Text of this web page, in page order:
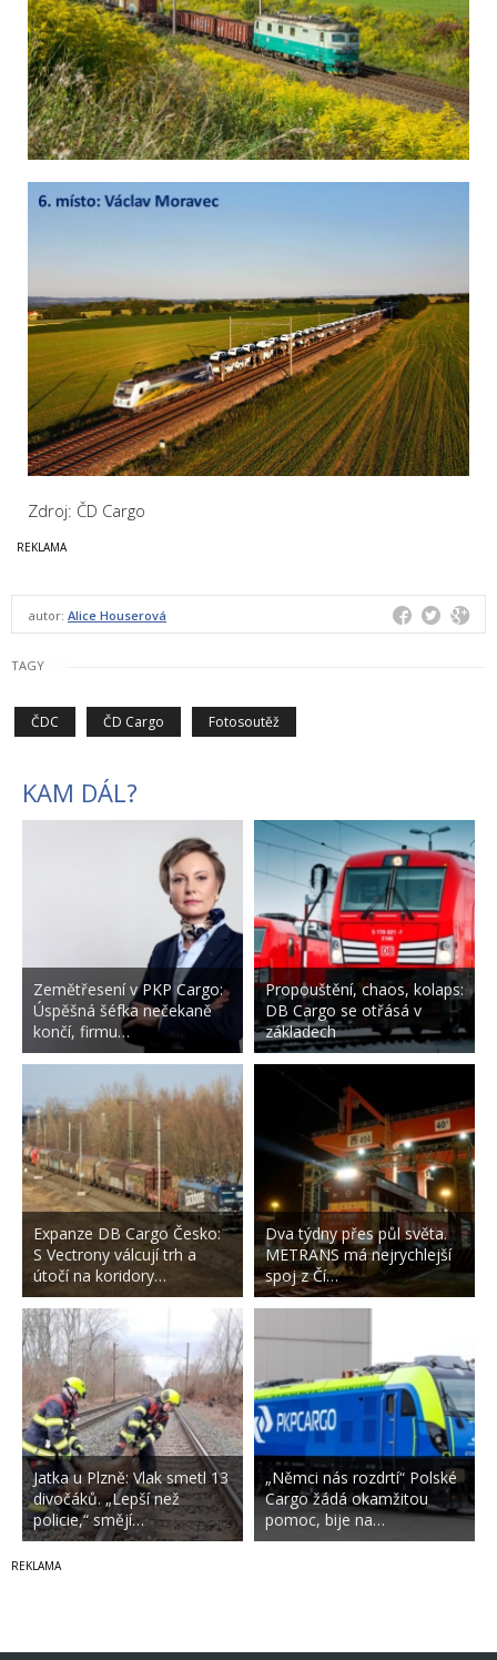
Zdroj: ČD Cargo
autor: Alice Houserová
TAGY
ČDC ČD Cargo Fotosoutěž
KAM DÁL?
Zemětřesení v PKP Cargo:
Úspěšná šéfka nečekaně
končí, firmu…
Expanze DB Cargo Česko:
S Vectrony válcují trh a
útočí na koridory…
Jatka u Plzně: Vlak smetl 13
divočáků. „Lepší než
policie,“ smějí…
Propouštění, chaos, kolaps:
DB Cargo se otřásá v
základech
Dva týdny přes půl světa.
METRANS má nejrychlejší
spoj z Čí…
„Němci nás rozdrtí“ Polské
Cargo žádá okamžitou
pomoc, bije na…